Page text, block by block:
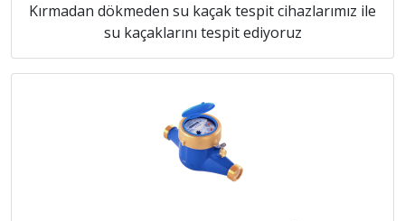
Kırmadan dökmeden su kaçak tespit cihazlarımız ile
su kaçaklarını tespit ediyoruz